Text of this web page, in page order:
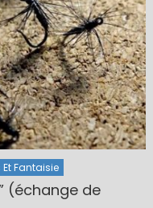
Et Fantaisie
(échange de